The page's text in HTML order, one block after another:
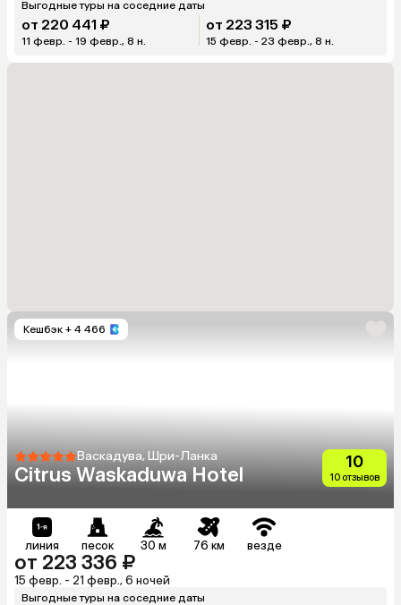
Выгодные туры на соседние даты
от 220 441 ₽
11 февр. - 19 февр., 8 н.
от 223 315 ₽
15 февр. - 23 февр., 8 н.
Кешбэк + 4 466
Васкадува, Шри-Ланка
Citrus Waskaduwa Hotel
10
10 отзывов
линия песок 30 м 76 км везде
от 223 336 ₽
15 февр. - 21 февр., 6 ночей
Выгодные туры на соседние даты